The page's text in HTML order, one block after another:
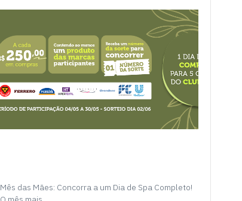
Mês das Mães: Concorra a um Dia de Spa Completo!